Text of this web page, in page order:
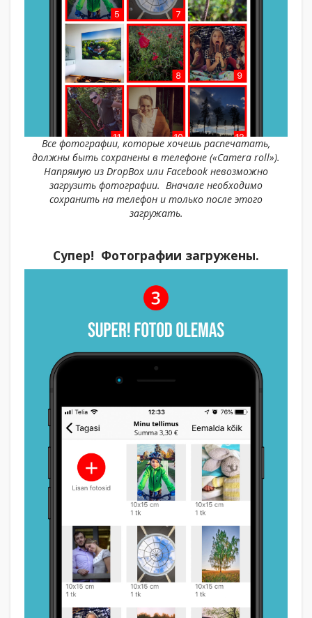
Все фотографии, которые хочешь распечатать,
должны быть сохранены в телефоне («Camera roll»).
Напрямую из DropBox или Facebook невозможно
загрузить фотографии. Вначале необходимо
сохранить на телефон и только после этого
загружать.
Супер! Фотографии загружены.